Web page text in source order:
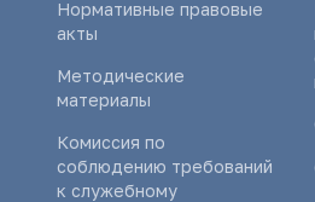
Нормативные правовые
акты
Методические
материалы
Комиссия по
соблюдению требований
к служебному